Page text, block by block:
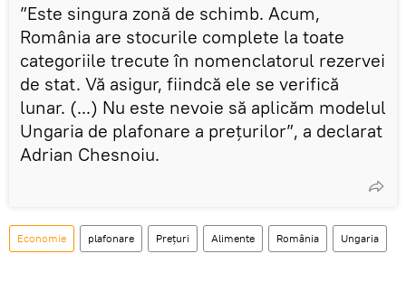
”Este singura zonă de schimb. Acum,
România are stocurile complete la toate
categoriile trecute în nomenclatorul rezervei
de stat. Vă asigur, fiindcă ele se verifică
lunar. (...) Nu este nevoie să aplicăm modelul
Ungaria de plafonare a prețurilor”, a declarat
Adrian Chesnoiu.
Economie plafonare Prețuri Alimente România Ungaria